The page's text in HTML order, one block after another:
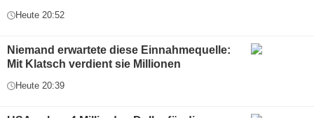
Heute 20:52
Niemand erwartete diese Einnahmequelle:
Mit Klatsch verdient sie Millionen
Heute 20:39